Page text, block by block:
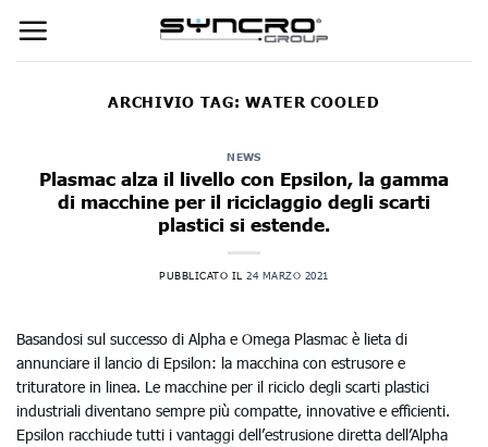
content
ARCHIVIO TAG:WATER COOLED
NEWS
Plasmac alza il livello con Epsilon, la gamma
di macchine per il riciclaggio degli scarti
plastici si estende.
PUBBLICATO IL24 MARZO 2021
Basandosi sul successo di Alpha e Omega Plasmac è lieta di
annunciare il lancio di Epsilon: la macchina con estrusore e
trituratore in linea. Le macchine per il riciclo degli scarti plastici
industriali diventano sempre più compatte, innovative e efficienti.
Epsilon racchiude tutti i vantaggi dell’estrusione diretta dell’Alpha